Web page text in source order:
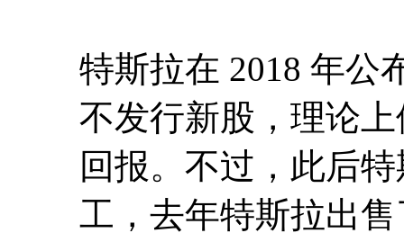
特斯拉在 2018 年公
不发行新股，理论
回报。不过，此后
工，去年特斯拉出